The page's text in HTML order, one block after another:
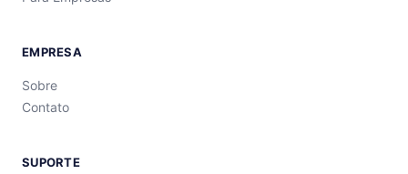
EMPRESA
Sobre
Contato
SUPORTE